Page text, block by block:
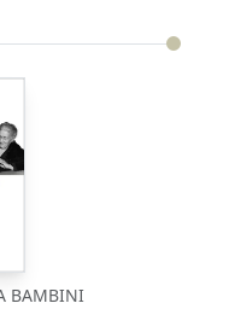
BAMBINI